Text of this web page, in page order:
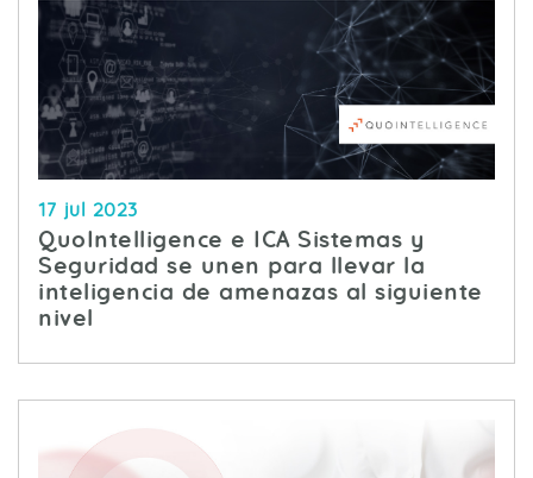
17 jul 2023
QuoIntelligence e ICA Sistemas y
Seguridad se unen para llevar la
inteligencia de amenazas al siguiente
nivel